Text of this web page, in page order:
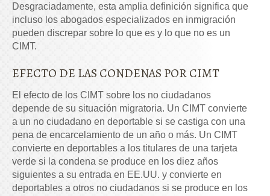
Desgraciadamente, esta amplia definición significa que
incluso los abogados especializados en inmigración
pueden discrepar sobre lo que es y lo que no es un
CIMT.
EFECTO DE LAS CONDENAS POR CIMT
El efecto de los CIMT sobre los no ciudadanos
depende de su situación migratoria. Un CIMT convierte
a un no ciudadano en deportable si se castiga con una
pena de encarcelamiento de un año o más. Un CIMT
convierte en deportables a los titulares de una tarjeta
verde si la condena se produce en los diez años
siguientes a su entrada en EE.UU. y convierte en
deportables a otros no ciudadanos si se produce en los